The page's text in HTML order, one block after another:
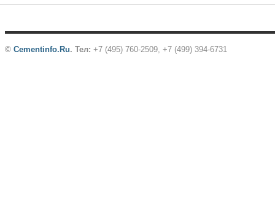
© Cementinfo.Ru. Тел: +7 (495) 760-2509, +7 (499) 394-6731